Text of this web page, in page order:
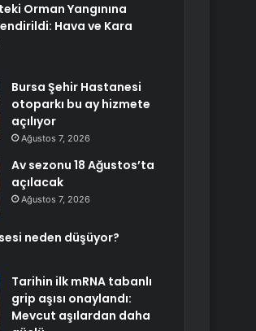
Orman Yangınına
Hava ve Kara
Bursa Şehir Hastanesi
otoparkı bu ay hizmete
açılıyor
Ağustos 7, 2026
Av sezonu 18 Ağustos’ta
açılacak
Ağustos 7, 2026
neden düşüyor?
Tarihin ilk mRNA tabanlı
grip aşısı onaylandı:
Mevcut aşılardan daha